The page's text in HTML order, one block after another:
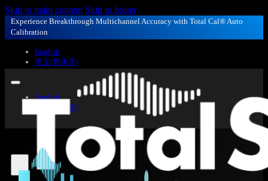
Skip to main content Skip to footer
Experience Breakthrough Multichannel Accuracy with Total Cal® Auto
Calibration
English
中文(简体字)
English
中文(简体字)